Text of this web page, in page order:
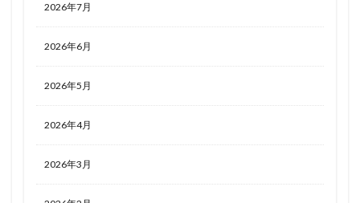
2026年7月
2026年6月
2026年5月
2026年4月
2026年3月